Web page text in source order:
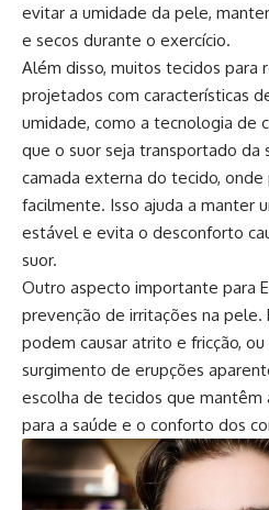
evitar a umidade da pele,
e secos durante o exercício.
Além disso, muitos tecidos para
projetados com características
umidade, como a tecnologia de
que o suor seja transportado da
camada externa do tecido,
facilmente. Isso ajuda a manter
estável e evita o desconforto
suor.
Outro aspecto importante para
prevenção de irritações na
podem causar atrito e fricção,
surgimento de erupções
escolha de tecidos que mantêm
para a saúde e o conforto dos